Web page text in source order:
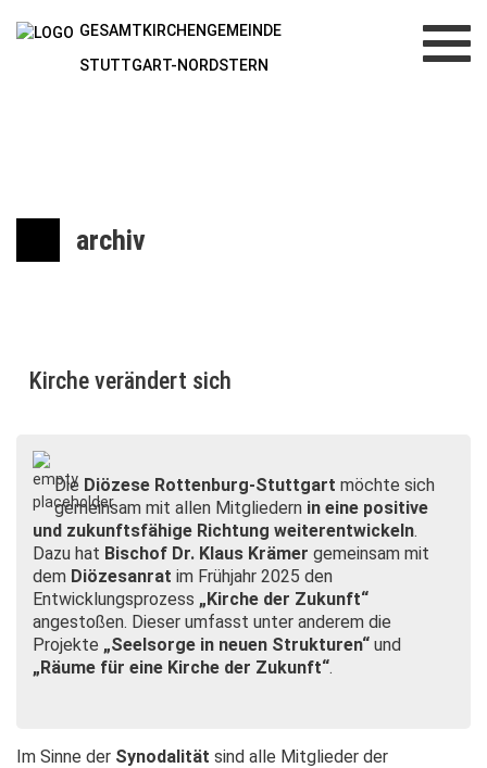
GESAMTKIRCHENGEMEINDE
STUTTGART-NORDSTERN
archiv
Kirche verändert sich
Die Diözese Rottenburg-Stuttgart möchte sich
gemeinsam mit allen Mitgliedern in eine positive
und zukunftsfähige Richtung weiterentwickeln.
Dazu hat Bischof Dr. Klaus Krämer gemeinsam mit
dem Diözesanrat im Frühjahr 2025 den
Entwicklungsprozess „Kirche der Zukunft“
angestoßen. Dieser umfasst unter anderem die
Projekte „Seelsorge in neuen Strukturen“ und
„Räume für eine Kirche der Zukunft“.
Im Sinne der Synodalität sind alle Mitglieder der